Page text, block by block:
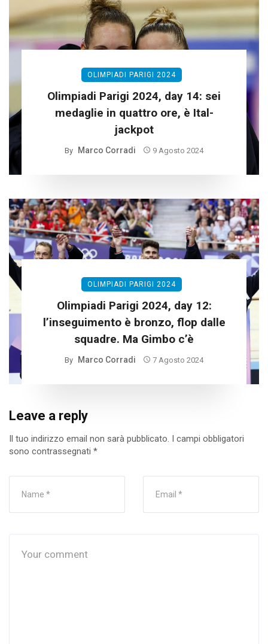
OLIMPIADI PARIGI 2024
Olimpiadi Parigi 2024, day 14: sei
medaglie in quattro ore, è Ital-
jackpot
By Marco Corradi 9 Agosto 2024
OLIMPIADI PARIGI 2024
Olimpiadi Parigi 2024, day 12:
l’inseguimento è bronzo, flop dalle
squadre. Ma Gimbo c’è
By Marco Corradi 7 Agosto 2024
Leave a reply
Il tuo indirizzo email non sarà pubblicato. I campi obbligatori
sono contrassegnati *